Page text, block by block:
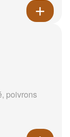
poivrons